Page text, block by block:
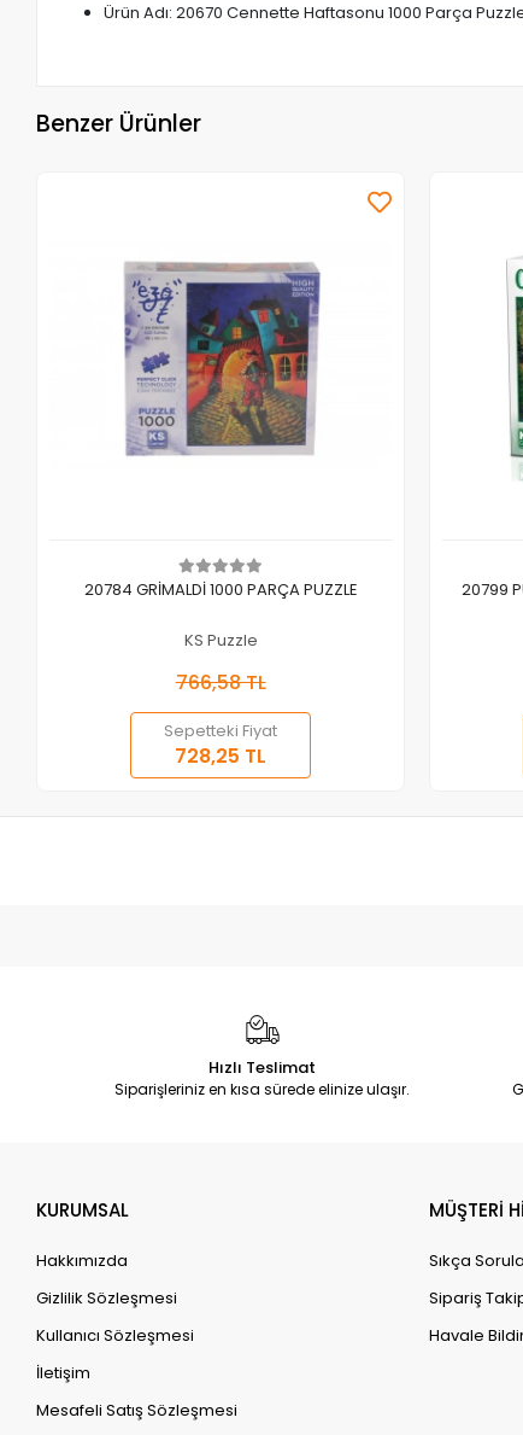
Ürün Adı: 20670 Cennette Haftasonu 1000 Parça
Benzer Ürünler
Sepete Ekle
20784 GRİMALDİ 1000 PARÇA PUZZLE
KS Puzzle
766,58 TL
Sepetteki Fiyat
728,25 TL
20799
Hızlı Teslimat
Siparişleriniz en kısa sürede elinize ulaşır.
KURUMSAL
Hakkımızda
Gizlilik Sözleşmesi
Kullanıcı Sözleşmesi
İletişim
Mesafeli Satış Sözleşmesi
MÜŞTERİ
Sıkça
Sipariş
Havale